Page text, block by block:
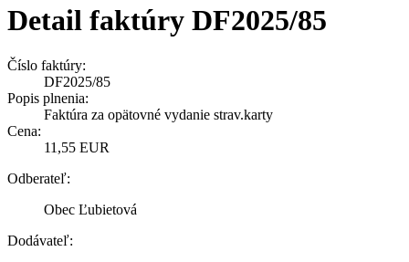
Detail faktúry DF2025/85
Číslo faktúry:
DF2025/85
Popis plnenia:
Faktúra za opätovné vydanie strav.karty
Cena:
11,55 EUR
Odberateľ:
Obec Ľubietová
Dodávateľ: